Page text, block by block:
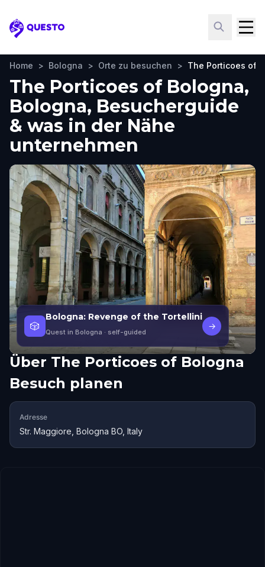
Questo
Home > Bologna > Orte zu besuchen > The Porticoes of
The Porticoes of Bologna,
Bologna, Besucherguide
& was in der Nähe
unternehmen
🎲
Bologna: Revenge of the Tortellini
Quest in Bologna · self-guided
→
Über The Porticoes of Bologna
Besuch planen
Adresse
Str. Maggiore, Bologna BO, Italy